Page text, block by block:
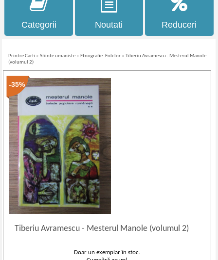
Categorii Noutati Reduceri
Printre Carti »Stiinte umaniste » Etnografie. Folclor »Tiberiu Avramescu - Mesterul Manole
(volumul 2)
-35%
Tiberiu Avramescu- Mesterul Manole (volumul 2)
Doar un exemplar în stoc.